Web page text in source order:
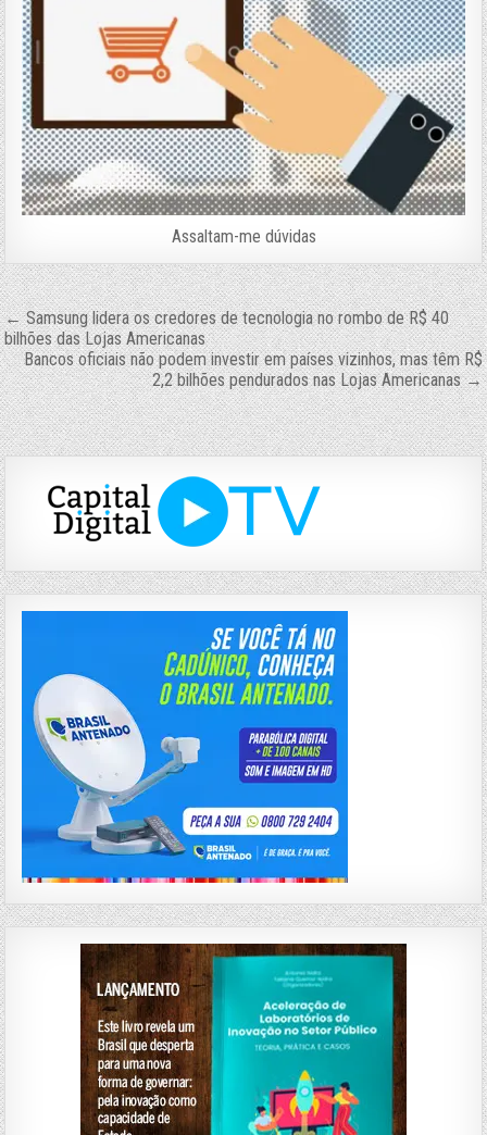
Assaltam-me dúvidas
Navegação
de
Post
← Samsung lidera os credores de tecnologia no rombo de R$ 40
bilhões das Lojas Americanas
Bancos oficiais não podem investir em países vizinhos, mas têm R$
2,2 bilhões pendurados nas Lojas Americanas →